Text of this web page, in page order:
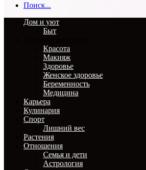
Поиск...
Дом и уют
Быт
Красота
Макияж
Здоровье
Женское здоровье
Беременность
Медицина
Карьера
Кулинария
Спорт
Лишний вес
Растения
Отношения
Семья и дети
Астрология